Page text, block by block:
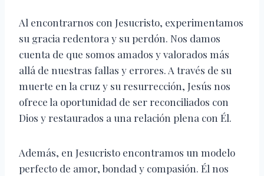
Al encontrarnos con Jesucristo, experimentamos
su gracia redentora y su perdón. Nos damos
cuenta de que somos amados y valorados más
allá de nuestras fallas y errores. A través de su
muerte en la cruz y su resurrección, Jesús nos
ofrece la oportunidad de ser reconciliados con
Dios y restaurados a una relación plena con Él.
Además, en Jesucristo encontramos un modelo
perfecto de amor, bondad y compasión. Él nos